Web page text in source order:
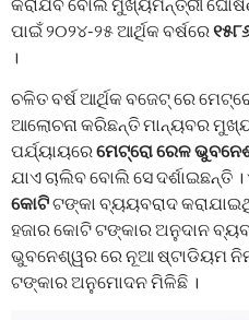
ପାଇଁ ୨୦୨୪-୨୫ ଆର୍ଥିକ ବର୍ଷରେ
।
ଚଳିତ ବର୍ଷ ଆର୍ଥିକ ବଜେଟ୍ ରେ
ଆଲୋଚନା କରିଛନ୍ତି ମାନ୍ୟବର
ପର୍ଯ୍ୟାୟରେ ମେଟ୍ରୋ ରେଳ
ଯାଏ ଚାଲିବ ବୋଲି ସେ ଦର୍ଶାଇଛନ୍ତି
କୋଟିଟଙ୍କା ବ୍ୟୟବରାଦ
ହଜାର କୋଟି ଟଙ୍କାର ଅନୁଦାନ
ଭୁବନେଶ୍ୱର ରେ ନୂଆ ଷ୍ଟାଡିୟମ
ଟଙ୍କାର ଅନୁମୋଦନ ମିଳିଛି ।